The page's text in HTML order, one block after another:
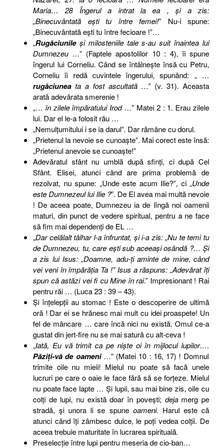
Maria… 28 Îngerul a intrat la ea , şi a zis:
„Binecuvântată eşti tu între femei!” Nu-i spune:
„Binecuvântată eşti tu între fecioare !”…
„Rugăciunileşi milosteniile tale s-au suit înaintea lui
Dumnezeu …” (Faptele apostolilor 10 : 4), îi spune
îngerul lui Corneliu. Când se întâlneşte însă cu Petru,
Corneliu îi redă cuvintele îngerului, spunând: „ …
rugăciunea ta a fost ascultată …” (v. 31). Aceasta
arată adevărata smerenie !
„… în zilele împăratului Irod …” Matei 2 : 1. Erau zilele
lui. Dar el le-a folosit rău …
„Nemulţumitului i se ia darul”. Dar rămâne cu dorul.
„Prietenul la nevoie se cunoaşte”. Mai corect este însă:
„Prietenul anevoie se cunoaşte!”
Adevăratul sfânt nu umblă după sfinţi, ci după Cel
Sfânt. Elisei, atunci când are prima problemă de
rezolvat, nu spune: „Unde este acum Ilie?”, ci „Unde
este Dumnezeul lui Ilie ?”. De El avea mai multă nevoie
! De aceea poate, Dumnezeu ia de lîngă noi oamenii
maturi, din punct de vedere spiritual, pentru a ne face
să fim mai dependenţi de EL …
„Dar celălalt tâlhar l-a înfruntat, şi i-a zis: „Nu te temi tu
de Dumnezeu, tu, care eşti sub aceeaşi osândă ?… Şi
a zis lui Isus: „Doamne, adu-ţi aminte de mine, când
vei veni în împărăţia Ta !” Isus a răspuns: „Adevărat îţi
spun că astăzi vei fi cu Mine în rai.” Impresionant ! Rai
pentru răi … (Luca 23 : 39 – 43).
Şi înţelepţii au stomac ! Este o descoperire de ultimă
oră ! Dar ei se hrănesc mai mult cu idei proaspete! Un
fel de mâncare … care încă nici nu există. Omul ce-a
gustat din jert-fire nu se mai satură cu alt-ceva !
„Iată, Eu vă trimit ca pe nişte oi în mijlocul lupilor….
Păziţi-vă de oameni …” (Matei 10 : 16, 17) ! Domnul
trimite oile nu mieii! Mielul nu poate să facă unele
lucruri pe care o oaie le face fără să se forţeze. Mielul
nu poate face lapte … Şi lupii, sau mai bine zis, oile cu
colţi de lupi, nu există doar în poveşti; dejamerg pe
stradă, şi unora li se spuneoameni. Harul este că
atunci când îţi zâmbesc dulce, le poţi vedea colţii. De
aceea trebuie maturitate în lucrarea spirituală.
Preselecţie între lupi pentru meseria de cio-ban…